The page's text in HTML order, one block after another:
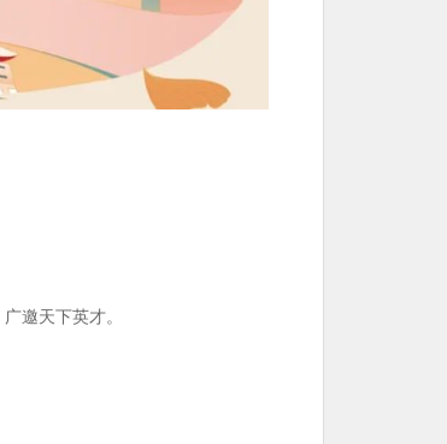
广邀天下英才。